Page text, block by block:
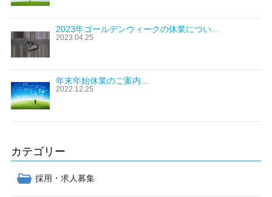
2023年ゴールデンウィークの休業につい...
2023.04.25
年末年始休業のご案内...
2022.12.25
カテゴリー
採用・求人募集